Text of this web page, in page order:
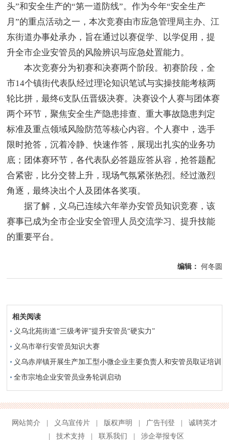
头”和安全生产的“第一道防线”。作为今年“安全生产
月”的重点活动之一，本次竞赛由市应急管理局主办、江
东街道办事处承办，旨在通过以赛促学、以学促用，提
升全市企业安管员的风险辨识与应急处置能力。
本次竞赛分为初赛和决赛两个阶段。初赛阶段，全
市14个镇街代表队经过理论知识笔试与实操技能考核两
轮比拼，最终6支队伍晋级决赛。决赛设个人赛与团体赛
两个环节，聚焦安全生产隐患排查、重大事故隐患判定
标准及重点领域风险防范等核心内容。个人赛中，选手
限时抢答，沉着冷静、快速作答，展现出扎实的业务功
底；团体赛环节，各代表队必答题应答从容，抢答题配
合紧密，比分交替上升，现场气氛紧张热烈。经过激烈
角逐，最终决出个人及团体各奖项。
据了解，义乌已连续六年举办安管员知识竞赛，该
赛事已成为全市企业安全管理人员交流学习、提升技能
的重要平台。
编辑： 何冬圆
相关阅读
义乌北苑街道“三级考评”提升安管员“硬实力”
义乌市举行安管员知识大赛
义乌赤岸镇开展生产加工型小微企业主要负责人和安管员取证培训
全市宗地企业安管员业务轮训启动
网站简介 义乌宣传片 版权声明 广告刊登
诚聘英才
技术支持 联系我们 涉企举报专区